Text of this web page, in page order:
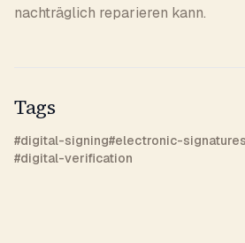
nachträglich reparieren kann.
Tags
#digital-signing#electronic-signatures
#digital-verification